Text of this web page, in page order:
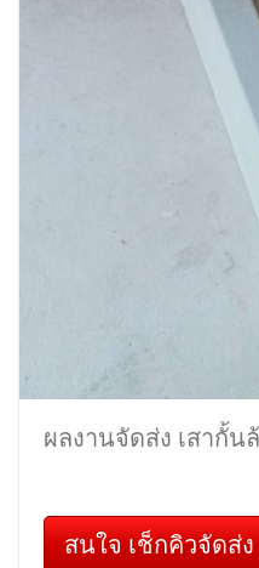
ผลงานจัดส่ง เสากั้น
สนใจ เช็กคิวจัดส่ง